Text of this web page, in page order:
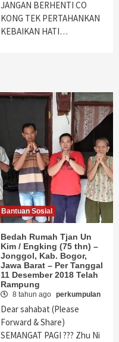
JANGAN BERHENTI CO
KONG TEK PERTAHANKAN
KEBAIKAN HATI…
Bantuan Sosial
Bedah Rumah Tjan Un
Kim / Engking (75 thn) –
Jonggol, Kab. Bogor,
Jawa Barat – Per Tanggal
11 Desember 2018 Telah
Rampung
8 tahun ago perkumpulan
Dear sahabat (Please
Forward & Share)
SEMANGAT PAGI ??? Zhu Ni